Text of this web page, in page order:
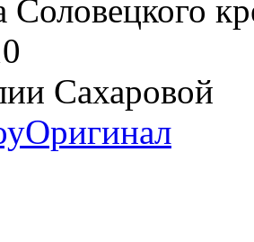
Соловецкого
Сахаровой
Оригинал